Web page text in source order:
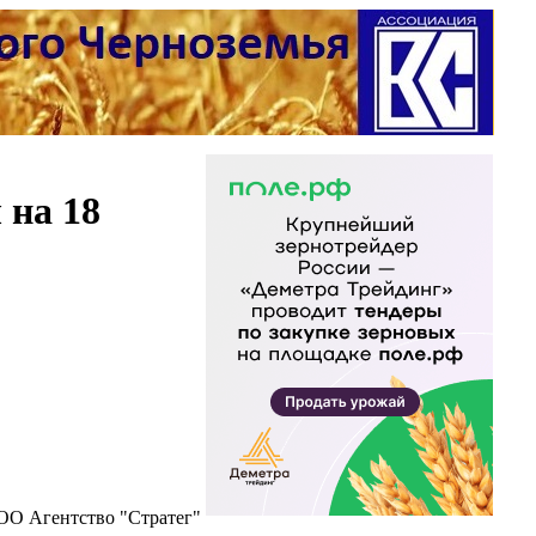
18
Агентство "Стратег"